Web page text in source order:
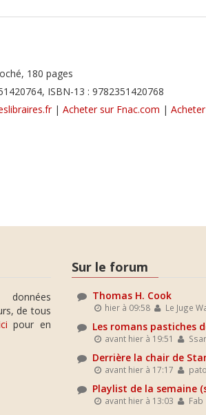
180 pages
ISBN-13 : 9782351420768
| Acheter sur Fnac.com |
de tous
pour en
Sur le forum
Thomas H. Cook
hier à 09:58 Le Juge
Les romans pastiches
avant hier à 19:51
Derrière la chair de
avant hier à 17:17
Playlist de la semaine
avant hier à 13:03 Fab